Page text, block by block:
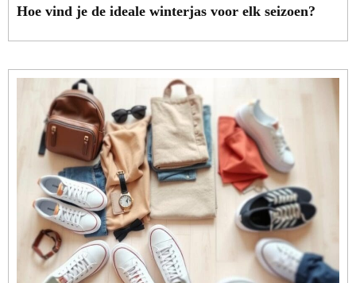
Hoe vind je de ideale winterjas voor elk seizoen?